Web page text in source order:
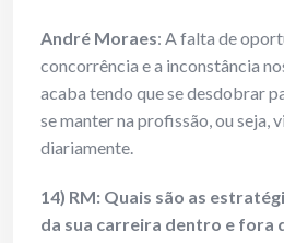
André Moraes: A falta de
concorrência e a inconstância
acaba tendo que se desdobrar
se manter na profissão, ou seja,
diariamente.
14) RM: Quais são as
da sua carreira dentro e fora